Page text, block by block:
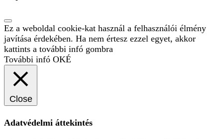
Ez a weboldal cookie-kat használ a felhasználói élmény
javítása érdekében. Ha nem értesz ezzel egyet, akkor
kattints a további infó gombra
További infó OKÉ
Close
Adatvédelmi áttekintés